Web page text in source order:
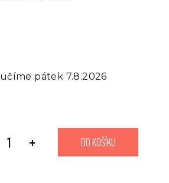
pátek 7.8.2026
+ DO KOŠÍKU